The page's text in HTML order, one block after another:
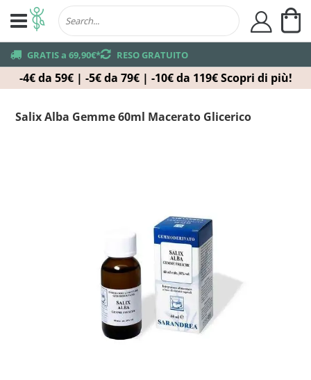
-4€ da 59€ | -5€ da 79€ | -10€ da 119€ Scopri di più!
truck GRATIS a 69,90€*returns RESO GRATUITO
user
Salix Alba Gemme 60ml Macerato Glicerico